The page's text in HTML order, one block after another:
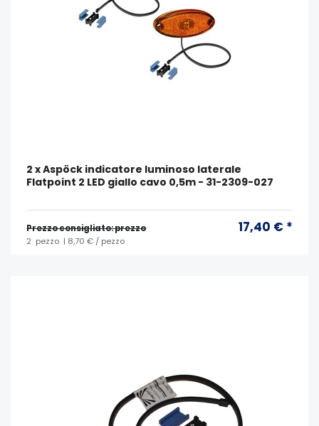
2 x Aspöck indicatore luminoso laterale
Flatpoint 2 LED giallo cavo 0,5m - 31-2309-027
Prezzo consigliato: prezzo 17,40 € *
2 pezzo | 8,70 € / pezzo